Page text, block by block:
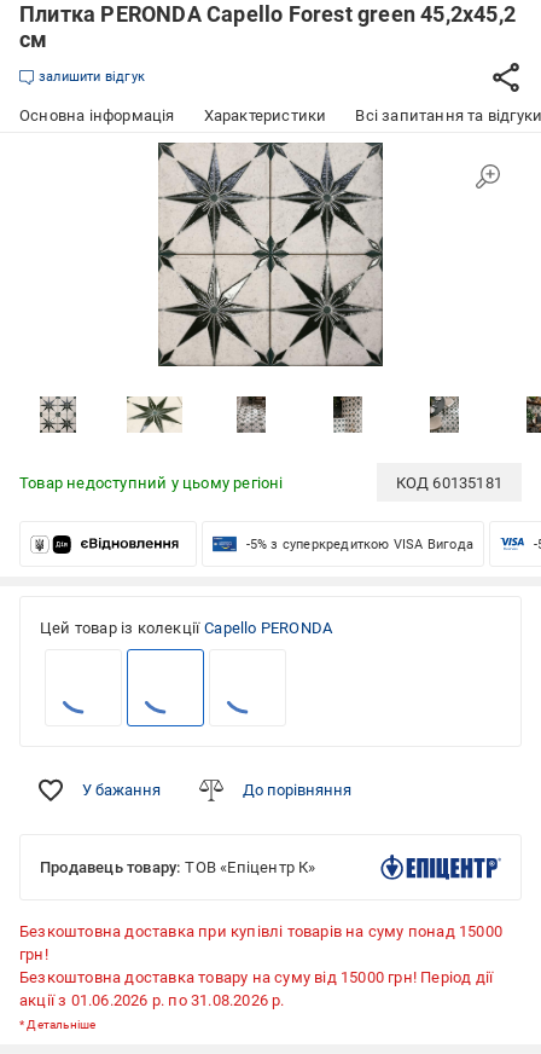
Плитка PERONDA Capello Forest green 45,2x45,2
см
залишити відгук
Основна інформація Характеристики Всі запитання та
Товар недоступний у цьому регіоні КОД60135181
-5% з суперкредиткою VISA Вигода -
Цей товар із колекції Capello PERONDA
У бажання До порівняння
Продавець товару: ТОВ «Епіцентр К»
Безкоштовна доставка при купівлі товарів на суму понад 15000
грн!
Безкоштовна доставка товару на суму від 15000 грн! Період дії
акції з 01.06.2026 р. по 31.08.2026 р.
*Детальніше